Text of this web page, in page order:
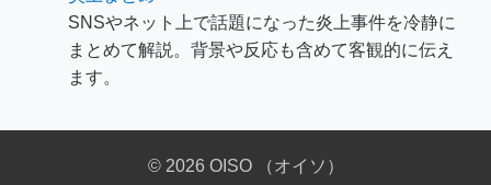
SNSやネット上で話題になった炎上事件を冷静に
まとめて解説。背景や反応も含めて客観的に伝え
ます。
© 2026 OISO （オイソ）